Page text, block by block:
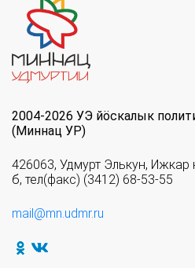
2004-2026 УЭ йöскалык
(Миннац УР)
426063, Удмурт Элькун, Ижкар
б, тел(факс) (3412) 68-53-55
mail@mn.udmr.ru